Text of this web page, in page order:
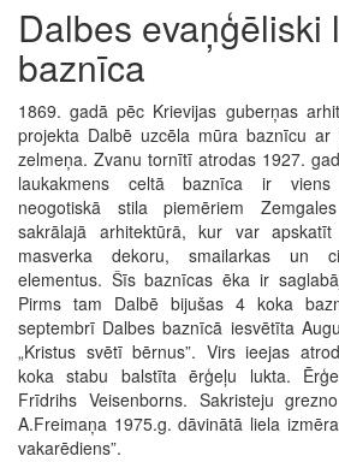
Dalbes evaņģēliski
baznīca
1869. gadā pēc Krievijas guberņas
projekta Dalbē uzcēla mūra baznīcu
zelmeņa. Zvanu tornītī atrodas 1927.
laukakmens celtā baznīca ir viens
neogotiskā stila piemēriem
sakrālajā arhitektūrā, kur var
masverka dekoru, smailarkas un
elementus. Šīs baznīcas ēka ir
Pirms tam Dalbē bijušas 4 koka
septembrī Dalbes baznīcā iesvētīta
„Kristus svētī bērnus”. Virs ieejas
koka stabu balstīta ērģeļu lukta.
Frīdrihs Veisenborns. Sakristeju
A.Freimaņa 1975.g. dāvinātā liela
vakarēdiens”.